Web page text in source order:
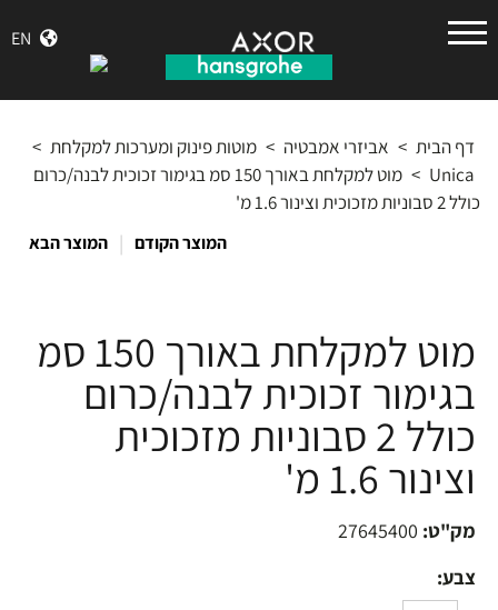
EN
גרואה
דף הבית > אביזרי אמבטיה > מוטות פינוק ומערכות למקלחת >
Unica
>
מוט למקלחת באורך 150 סמ בגימור זכוכית לבנה/כרום
כולל 2 סבוניות מזכוכית וצינור 1.6 מ'
המוצר הקודם | המוצר הבא
מוט למקלחת באורך 150 סמ
בגימור זכוכית לבנה/כרום
כולל 2 סבוניות מזכוכית
וצינור 1.6 מ'
מק"ט: 27645400
צבע: